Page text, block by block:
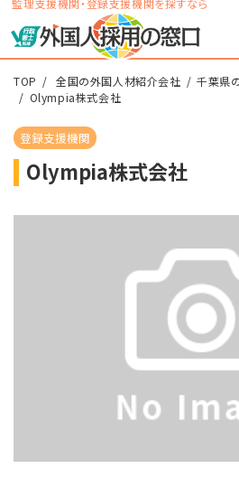
監理支援機関・登録支援機関を探すなら
TOP 全国の外国人材紹介会社
千葉県
Olympia株式会社
登録支援機関
Olympia株式会社